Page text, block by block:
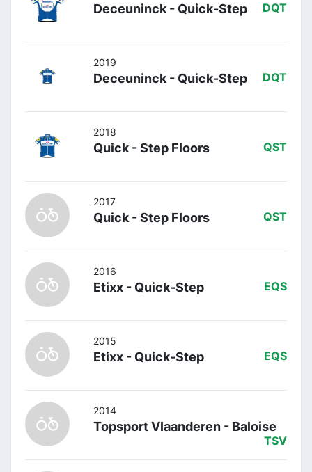
Deceuninck - Quick-Step DQT
2019
Deceuninck - Quick-Step DQT
2018
Quick - Step Floors QST
2017
Quick - Step Floors QST
2016
Etixx - Quick-Step EQS
2015
Etixx - Quick-Step EQS
2014
Topsport Vlaanderen - Baloise
TSV